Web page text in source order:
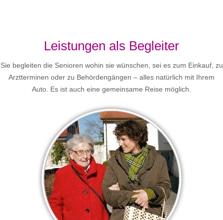
Leistungen als Begleiter
Sie begleiten die Senioren wohin sie wünschen, sei es zum Einkauf, zu
Arztterminen oder zu Behördengängen – alles natürlich mit Ihrem
Auto. Es ist auch eine gemeinsame Reise möglich.